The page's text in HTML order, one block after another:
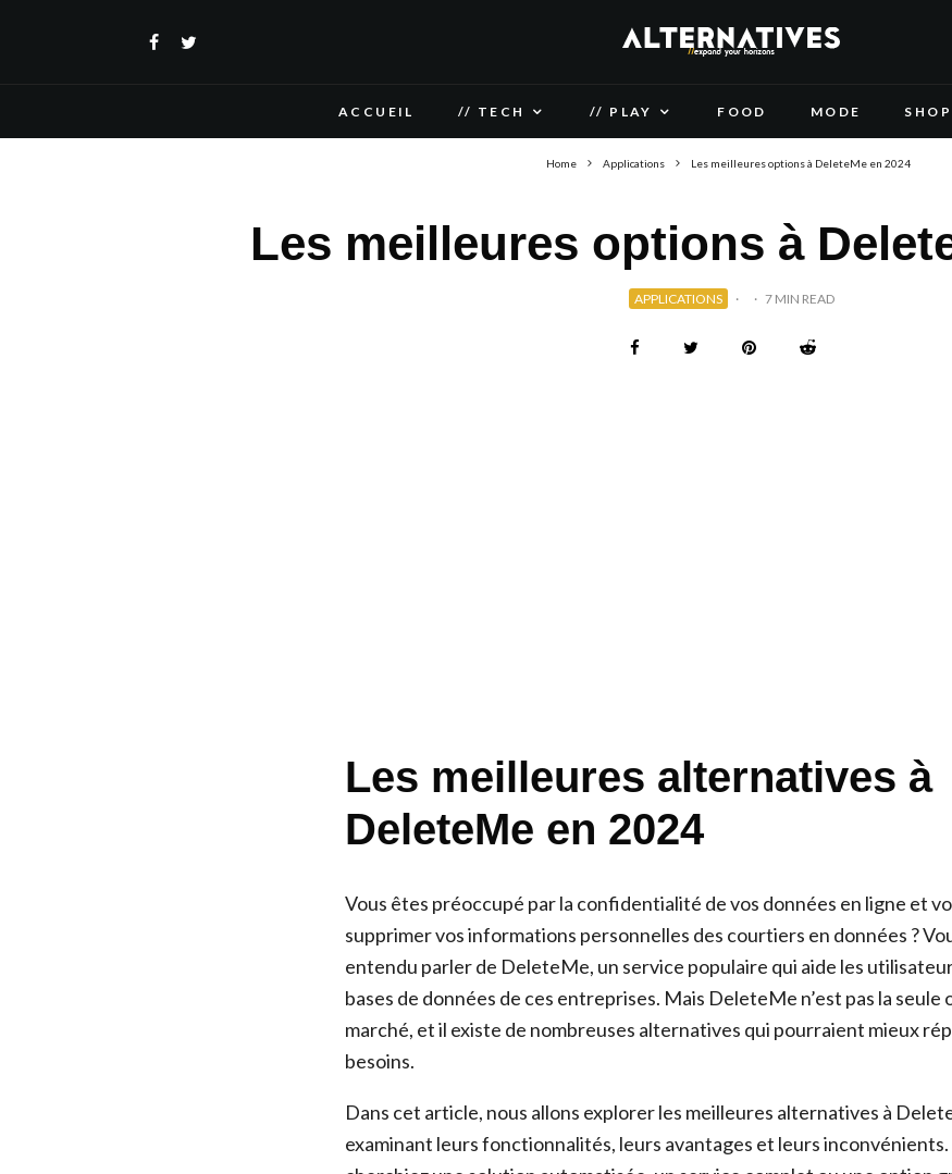
ACCUEIL // TECH // PLAY FOOD MODE
Home Applications Les meilleures options à DeleteMe en 2024
Les meilleures options à
APPLICATIONS · · 7 MIN READ
Les meilleures alternatives à
DeleteMe en 2024
Vous êtes préoccupé par la confidentialité de vos données en ligne et
supprimer vos informations personnelles des courtiers en données ?
entendu parler de DeleteMe, un service populaire qui aide les
bases de données de ces entreprises. Mais DeleteMe n’est pas la seule
marché, et il existe de nombreuses alternatives qui pourraient mieux
besoins.
Dans cet article, nous allons explorer les meilleures alternatives à
examinant leurs fonctionnalités, leurs avantages et leurs inconvénients.